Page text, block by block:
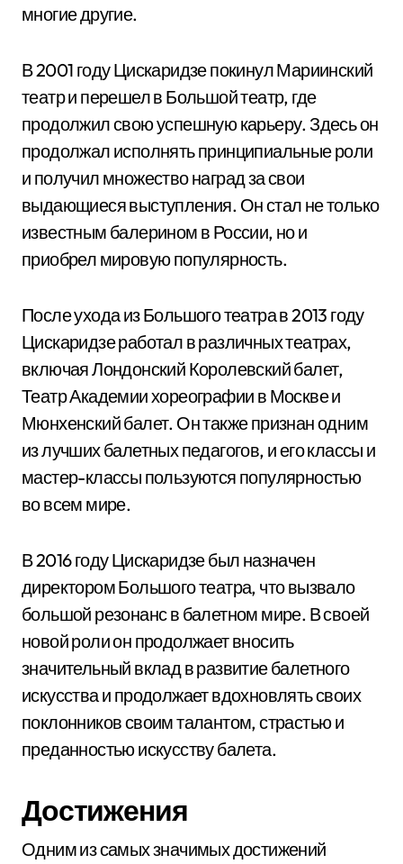
многие другие.
В 2001 году Цискаридзе покинул Мариинский
театр и перешел в Большой театр, где
продолжил свою успешную карьеру. Здесь он
продолжал исполнять принципиальные роли
и получил множество наград за свои
выдающиеся выступления. Он стал не только
известным балерином в России, но и
приобрел мировую популярность.
После ухода из Большого театра в 2013 году
Цискаридзе работал в различных театрах,
включая Лондонский Королевский балет,
Театр Академии хореографии в Москве и
Мюнхенский балет. Он также признан одним
из лучших балетных педагогов, и его классы и
мастер-классы пользуются популярностью
во всем мире.
В 2016 году Цискаридзе был назначен
директором Большого театра, что вызвало
большой резонанс в балетном мире. В своей
новой роли он продолжает вносить
значительный вклад в развитие балетного
искусства и продолжает вдохновлять своих
поклонников своим талантом, страстью и
преданностью искусству балета.
Достижения
Одним из самых значимых достижений